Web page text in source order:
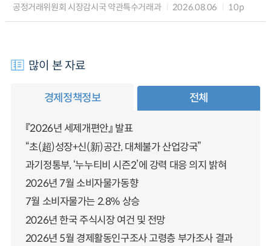
공정거래위원회 시장감시국 약관특수거래과 2026.08.06 10p
많이 본 자료
경제정책정보 전체
『2026년 세제개편안』 발표
“초(超)성장+신(新)공간, 대체불가 산업강국”
과기정통부, ‘누누티비 시즌2’에 강력 대응 의지 밝혀
2026년 7월 소비자물가동향
7월 소비자물가는 2.8% 상승
2026년 한국 주식시장 여건 및 전망
2026년 5월 경제활동인구조사 고령층 부가조사 결과